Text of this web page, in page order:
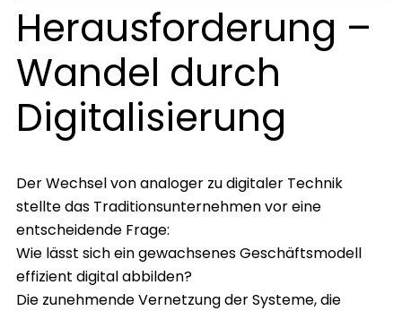
Herausforderung –
Wandel durch
Digitalisierung
Der Wechsel von analoger zu digitaler Technik
stellte das Traditionsunternehmen vor eine
entscheidende Frage:
Wie lässt sich ein gewachsenes Geschäftsmodell
effizient digital abbilden?
Die zunehmende Vernetzung der Systeme, die